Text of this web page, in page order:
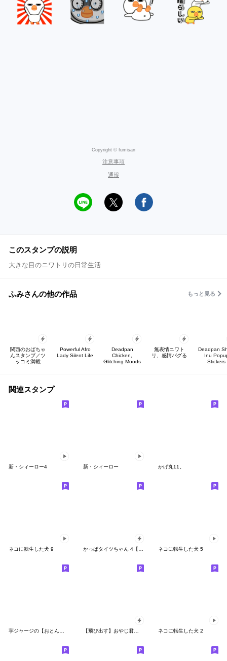
Copyright © fumisan
注意事項
通報
このスタンプの説明
大きな目のニワトリの日常生活
ふみさんの他の作品 もっと見る
関西のおばちゃ
んスタンプ／ツ
ッコミ満載
Powerful Afro
Lady Silent Life
Deadpan
Chicken,
Glitching Moods
無表情ニワト
リ、感情バグる
Deadpan
Inu
Stickers
関連スタンプ
新・シィーロー4 新・シィーロー かげ丸11。
ネコに転生した犬 9 ネコに転生した犬 5
ネコに転生した犬 2